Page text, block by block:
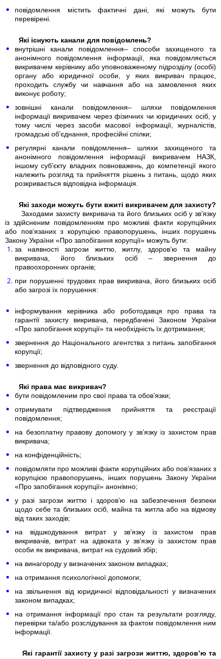
повідомлення містить фактичні дані, які можуть бути
перевірені.
Які існують канали для повідомлень?
внутрішні канали повідомлення– способи захищеного та
анонімного повідомлення інформації, яка повідомляється
викривачем керівнику або уповноваженому підрозділу (особі)
органу або юридичної особи, у яких викривач працює,
проходить службу чи навчання або на замовлення яких
виконує роботу;
зовнішні канали повідомлення– шляхи повідомлення
інформації викривачем через фізичних чи юридичних осіб, у
тому числі через засоби масової інформації, журналістів,
громадські об’єднання, професійні спілки;
регулярні канали повідомлення– шляхи захищеного та
анонімного повідомлення інформації викривачем НАЗК,
іншому суб’єкту владних повноважень, до компетенції якого
належить розгляд та прийняття рішень з питань, щодо яких
розкривається відповідна інформація.
Які заходи можуть бути вжиті викривачем для захисту?
Заходами захисту викривача та його близьких осіб у зв’язку
із здійсненим повідомленням про можливі факти корупційних
або пов’язаних з корупцією правопорушень, інших порушень
Закону України «Про запобігання корупції» можуть бути:
за наявності загрози життю, житлу, здоров’ю та майну
викривача, його близьких осіб – звернення до
правоохоронних органів;
при порушенні трудових прав викривача, його близьких осіб
або загрозі їх порушення:
інформування керівника або роботодавця про права та
гарантії захисту викривача, передбачені Законом України
«Про запобігання корупції» та необхідність їх дотримання;
звернення до Національного агентства з питань запобігання
корупції;
звернення до відповідного суду.
Які права має викривач?
бути повідомленим про свої права та обов’язки;
отримувати підтвердження прийняття та реєстрації
повідомлення;
на безоплатну правову допомогу у зв’язку із захистом прав
викривача;
на конфіденційність;
повідомляти про можливі факти корупційних або пов’язаних з
корупцією правопорушень, інших порушень Закону України
«Про запобігання корупції» анонімно;
у разі загрози життю і здоров’ю на забезпечення безпеки
щодо себе та близьких осіб, майна та житла або на відмову
від таких заходів;
на відшкодування витрат у зв’язку із захистом прав
викривачів, витрат на адвоката у зв’язку із захистом прав
особи як викривача, витрат на судовий збір;
на винагороду у визначених законом випадках;
на отримання психологічної допомоги;
на звільнення від юридичної відповідальності у визначених
законом випадках;
на отримання інформації про стан та результати розгляду,
перевірки та/або розслідування за фактом повідомлення ним
інформації.
Які гарантії захисту у разі загрози життю, здоров’ю та